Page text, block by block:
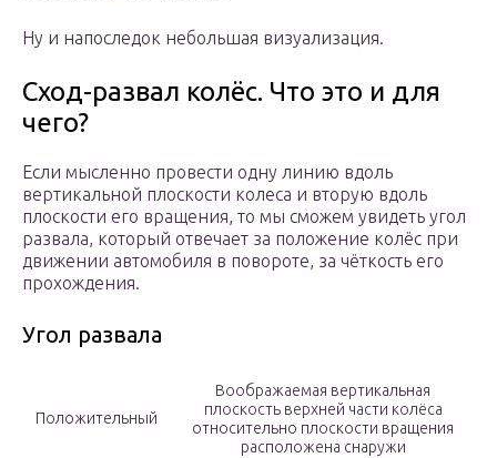
Ну и напоследок небольшая визуализация.
Сход-развал колёс. Что это и для
чего?
Если мысленно провести одну линию вдоль
вертикальной плоскости колеса и вторую вдоль
плоскости его вращения, то мы сможем увидеть угол
развала, который отвечает за положение колёс при
движении автомобиля в повороте, за чёткость его
прохождения.
Угол развала
Положительный
Воображаемая вертикальная
плоскость верхней части колёса
относительно плоскости вращения
расположена снаружи